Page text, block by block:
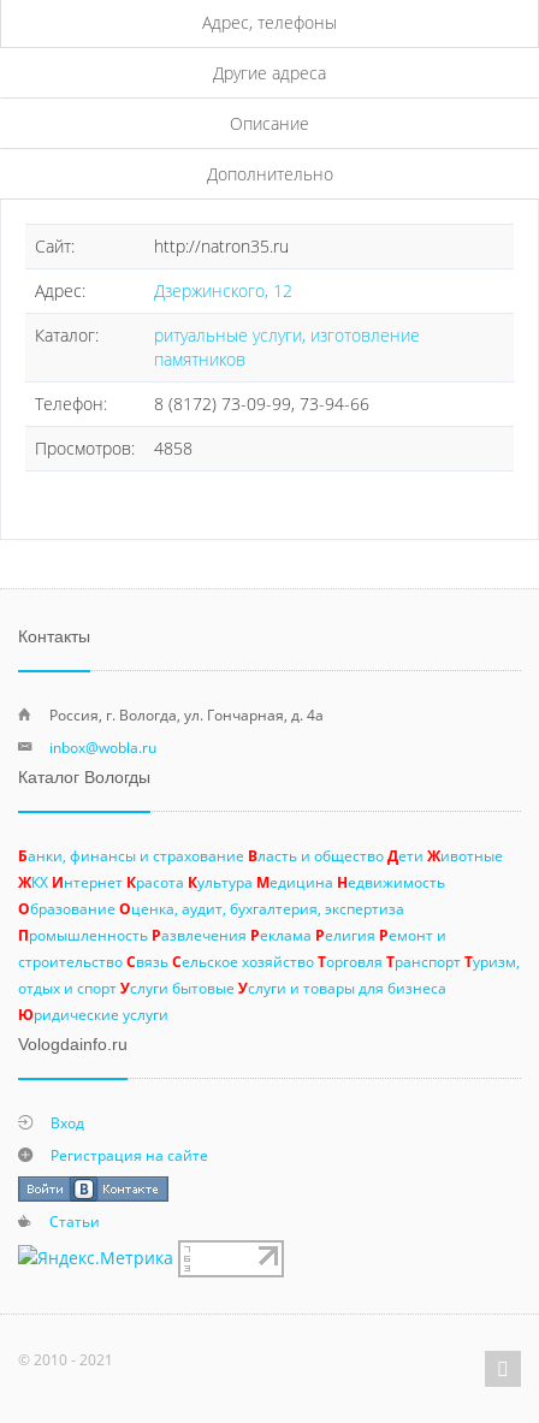
Адрес, телефоны
Другие адреса
Описание
Дополнительно
Сайт:
http://natron35.ru
Адрес:
Дзержинского, 12
Каталог:
ритуальные услуги, изготовление
памятников
Телефон:
8 (8172) 73-09-99, 73-94-66
Просмотров:
4858
Контакты
Россия, г. Вологда, ул. Гончарная, д. 4а
inbox@wobla.ru
Каталог Вологды
Банки, финансы и страхование Власть и обществоДети Животные
ЖКХ Интернет Красота Культура Медицина Недвижимость
Образование Оценка, аудит, бухгалтерия, экспертиза
Промышленность Развлечения Реклама Религия Ремонт и
строительствоСвязьСельское хозяйствоТорговля ТранспортТуризм,
отдых и спортУслуги бытовые Услуги и товары для бизнеса
Юридические услуги
Vologdainfo.ru
Вход
Регистрация на сайте
Статьи
© 2010 - 2021